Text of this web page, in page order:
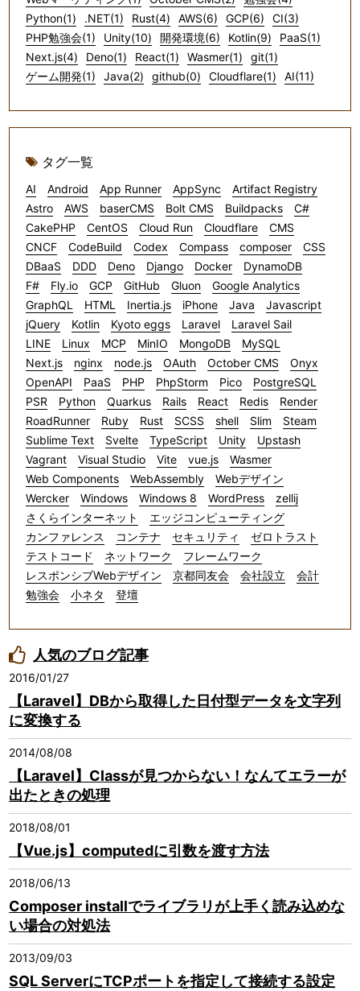
Python(1)
.NET(1) Rust(4) AWS(6) GCP(6)
CI(3)
PHP勉強会(1)
Unity(10) 開発環境(6) Kotlin(9)
PaaS(1)
Next.js(4)
Deno(1) React(1) Wasmer(1)
git(1)
ゲーム開発(1)
Java(2) github(0) Cloudflare(1) AI(11)
タグ一覧
AI Android App Runner AppSync
Artifact Registry
Astro
AWS baserCMS Bolt CMS Buildpacks
C#
CakePHP
CentOS Cloud Run Cloudflare
CMS
CNCF
CodeBuild Codex Compass composer
CSS
DBaaS
DDD Deno Django Docker
DynamoDB
F#
Fly.io GCP GitHub Gluon
Google Analytics
GraphQL
HTML Inertia.js iPhone Java
Javascript
jQuery
Kotlin Kyoto eggs Laravel
Laravel Sail
LINE
Linux MCP MinIO MongoDB
MySQL
Next.js
nginx node.js OAuth October CMS
Onyx
OpenAPI
PaaS PHP PhpStorm Pico
PostgreSQL
PSR
Python Quarkus Rails React Redis
Render
RoadRunner
Ruby Rust SCSS shell Slim
Steam
Sublime Text
Svelte TypeScript Unity
Upstash
Vagrant
Visual Studio Vite vue.js
Wasmer
Web Components
WebAssembly
Webデザイン
Wercker
Windows Windows 8 WordPress
zellij
さくらインターネット
エッジコンピューティング
カンファレンス
コンテナ セキュリティ
ゼロトラスト
テストコード
ネットワーク
フレームワーク
レスポンシブWebデザイン
京都同友会 会社設立
会計
勉強会
小ネタ 登壇
人気のブログ記事
2016/01/27
【Laravel】DBから取得した日付型データを文字列
に変換する
2014/08/08
【Laravel】Classが見つからない！なんてエラーが
出たときの処理
2018/08/01
【Vue.js】computedに引数を渡す方法
2018/06/13
Composer installでライブラリが上手く読み込めな
い場合の対処法
2013/09/03
SQL ServerにTCPポートを指定して接続する設定